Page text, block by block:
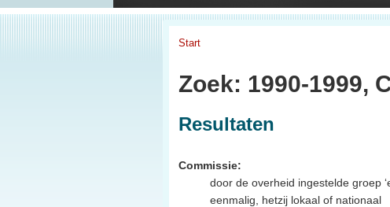
Start
Zoek: 1990-1999,
Resultaten
Commissie:
door de overheid ingestelde groep
eenmalig, hetzij lokaal of nationaal